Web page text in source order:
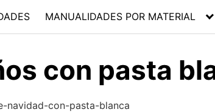
MANUALIDADES POR MATERIAL
con pasta